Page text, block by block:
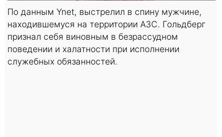
По данным Ynet, выстрелил в спину мужчине,
находившемуся на территории АЗС. Гольдберг
признал себя виновным в безрассудном
поведении и халатности при исполнении
служебных обязанностей.